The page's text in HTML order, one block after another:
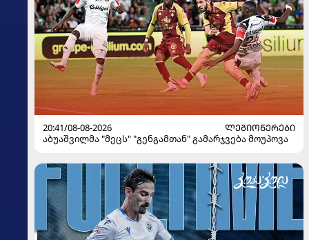
20:41/08-08-2026
ᲚᲔᲒᲘᲝᲜᲔᲠᲔᲑᲘ
აბუაშვილმა "მეცს" "გენგამთან" გამარჯვება მოუპოვა